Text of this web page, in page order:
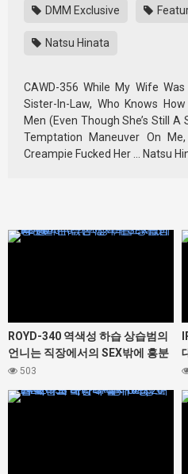
DMM Exclusive
Natsu Hinata
CAWD-356 While My Wife
Sister-In-Law, Who Knows
Men (Even Though She’s Still
Temptation Maneuver On
Creampie Fucked Her … Natsu
427348
ROYD-340 역색성 하습 상습범의
언니는 직장에서의 SEX밖에 흥분
할 수 없는 성욕 몬스터였다. 봉 미
503
427442